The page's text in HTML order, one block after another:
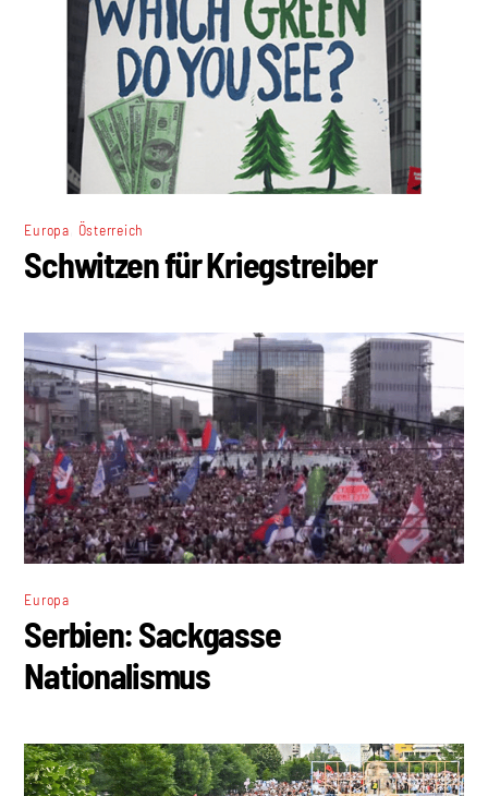
Europa Österreich
Schwitzen für Kriegstreiber
Europa
Serbien: Sackgasse
Nationalismus